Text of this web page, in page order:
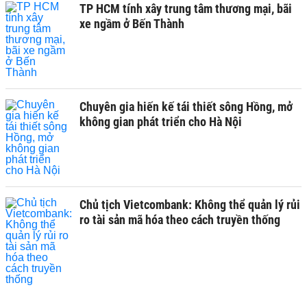
TP HCM tính xây trung tâm thương mại, bãi
xe ngầm ở Bến Thành
Chuyên gia hiến kế tái thiết sông Hồng, mở
không gian phát triển cho Hà Nội
Chủ tịch Vietcombank: Không thể quản lý rủi
ro tài sản mã hóa theo cách truyền thống